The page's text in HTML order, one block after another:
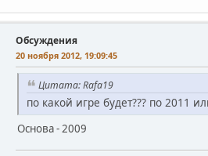
Обсуждения
20 ноября 2012, 19:09:45
Цитата: Rafa19
по какой игре будет??? по 2011
Основа - 2009